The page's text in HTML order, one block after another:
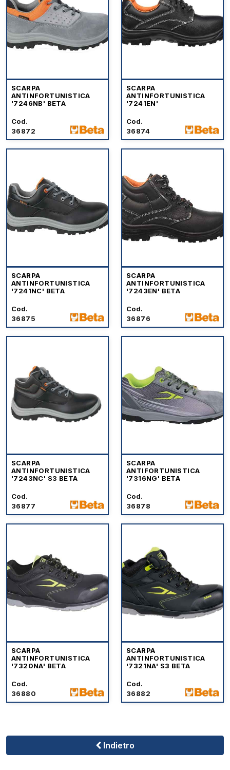
Indietro
SCARPA
ANTINFORTUNISTICA
'7246NB' BETA
Cod.
36872
SCARPA
ANTINFORTUNISTICA
'7241EN'
Cod.
36874
SCARPA
ANTINFORTUNISTICA
'7241NC' BETA
Cod.
36875
SCARPA
ANTINFORTUNISTICA
'7243EN' BETA
Cod.
36876
SCARPA
ANTINFORTUNISTICA
'7243NC' S3 BETA
Cod.
36877
SCARPA
ANTIFORTUNISTICA
'7316NG' BETA
Cod.
36878
SCARPA
ANTINFORTUNISTICA
'7320NA' BETA
Cod.
36880
SCARPA
ANTINFORTUNISTICA
'7321NA' S3 BETA
Cod.
36882